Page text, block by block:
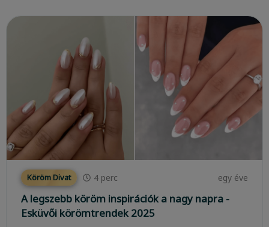
Köröm Divat 4 perc egy éve
A legszebb köröm inspirációk a nagy napra -
Esküvői körömtrendek 2025